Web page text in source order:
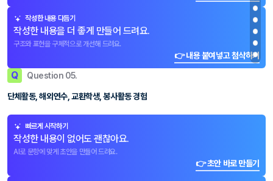
작성한 내용 다듬기
작성한 내용을 더 좋게 만들어 드려요.
구조와 표현을 구체적으로 개선해 드려요.
👉 내용 붙여넣고 첨삭하기
Q Question 05.
단체활동, 해외연수, 교환학생, 봉사활동 경험
빠르게 시작하기
작성한 내용이 없어도 괜찮아요.
AI로 문항에 맞게 초안을 만들어 드려요.
👉 초안 바로 만들기